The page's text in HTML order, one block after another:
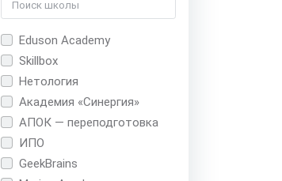
Eduson Academy
Skillbox
Нетология
Академия «Синергия»
АПОК — переподготовка
ИПО
GeekBrains